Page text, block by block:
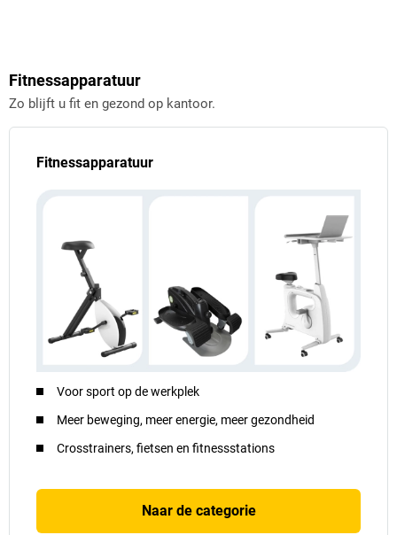
Fitnessapparatuur
Zo blijft u fit en gezond op kantoor.
Fitnessapparatuur
Voor sport op de werkplek
Meer beweging, meer energie, meer gezondheid
Crosstrainers, fietsen en fitnessstations
Naar de categorie